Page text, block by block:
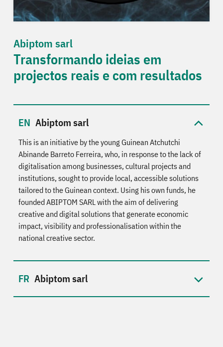
Abiptom sarl
Transformando ideias em
projectos reais e com resultados
Abiptom sarl
This is an initiative by the young Guinean Atchutchi
Abinande Barreto Ferreira, who, in response to the lack of
digitalisation among businesses, cultural projects and
institutions, sought to provide local, accessible solutions
tailored to the Guinean context. Using his own funds, he
founded ABIPTOM SARL with the aim of delivering
creative and digital solutions that generate economic
impact, visibility and professionalisation within the
national creative sector.
Abiptom sarl